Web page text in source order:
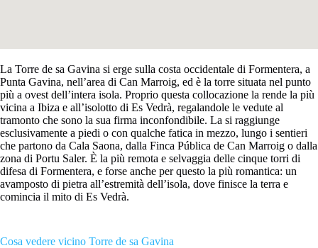
La Torre de sa Gavina si erge sulla costa occidentale di Formentera, a
Punta Gavina, nell’area di Can Marroig, ed è la torre situata nel punto
più a ovest dell’intera isola. Proprio questa collocazione la rende la più
vicina a Ibiza e all’isolotto di Es Vedrà, regalandole le vedute al
tramonto che sono la sua firma inconfondibile. La si raggiunge
esclusivamente a piedi o con qualche fatica in mezzo, lungo i sentieri
che partono da Cala Saona, dalla Finca Pública de Can Marroig o dalla
zona di Portu Saler. È la più remota e selvaggia delle cinque torri di
difesa di Formentera, e forse anche per questo la più romantica: un
avamposto di pietra all’estremità dell’isola, dove finisce la terra e
comincia il mito di Es Vedrà.
Cosa vedere vicino Torre de sa Gavina